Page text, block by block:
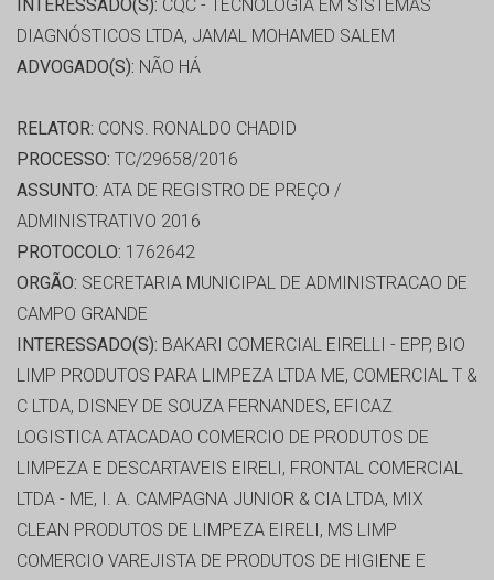
INTERESSADO(S): CQC - TECNOLOGIA EM SISTEMAS
DIAGNÓSTICOS LTDA, JAMAL MOHAMED SALEM
ADVOGADO(S): NÃO HÁ
RELATOR: CONS. RONALDO CHADID
PROCESSO: TC/29658/2016
ASSUNTO: ATA DE REGISTRO DE PREÇO /
ADMINISTRATIVO 2016
PROTOCOLO: 1762642
ORGÃO: SECRETARIA MUNICIPAL DE ADMINISTRACAO DE
CAMPO GRANDE
INTERESSADO(S): BAKARI COMERCIAL EIRELLI - EPP, BIO
LIMP PRODUTOS PARA LIMPEZA LTDA ME, COMERCIAL T &
C LTDA, DISNEY DE SOUZA FERNANDES, EFICAZ
LOGISTICA ATACADAO COMERCIO DE PRODUTOS DE
LIMPEZA E DESCARTAVEIS EIRELI, FRONTAL COMERCIAL
LTDA - ME, I. A. CAMPAGNA JUNIOR & CIA LTDA, MIX
CLEAN PRODUTOS DE LIMPEZA EIRELI, MS LIMP
COMERCIO VAREJISTA DE PRODUTOS DE HIGIENE E